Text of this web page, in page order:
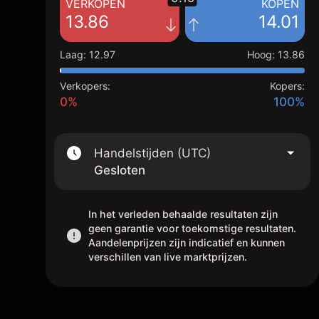
VERKOPEN
13.86
KOPEN
14.01
Laag: 12.97 Hoog: 13.86
Verkopers:
0%
Kopers:
100%
Handelstijden (UTC)
Gesloten
In het verleden behaalde resultaten zijn
geen garantie voor toekomstige resultaten.
Aandelenprijzen zijn indicatief en kunnen
verschillen van live marktprijzen.